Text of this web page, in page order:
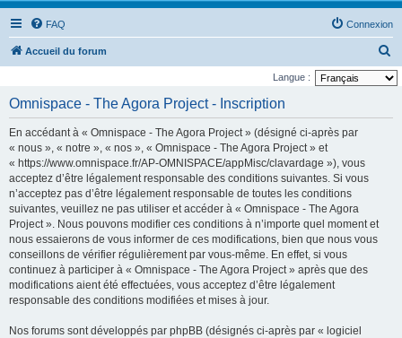
FAQ Connexion
Accueil du forum
e
Langue :
Omnispace - The Agora Project - Inscription
En accédant à « Omnispace - The Agora Project » (désigné ci-après par
« nous », « notre », « nos », « Omnispace - The Agora Project » et
« https://www.omnispace.fr/AP-OMNISPACE/appMisc/clavardage »), vous
acceptez d’être légalement responsable des conditions suivantes. Si vous
n’acceptez pas d’être légalement responsable de toutes les conditions
suivantes, veuillez ne pas utiliser et accéder à « Omnispace - The Agora
Project ». Nous pouvons modifier ces conditions à n’importe quel moment et
nous essaierons de vous informer de ces modifications, bien que nous vous
conseillons de vérifier régulièrement par vous-même. En effet, si vous
continuez à participer à « Omnispace - The Agora Project » après que des
modifications aient été effectuées, vous acceptez d’être légalement
responsable des conditions modifiées et mises à jour.
Nos forums sont développés par phpBB (désignés ci-après par « logiciel